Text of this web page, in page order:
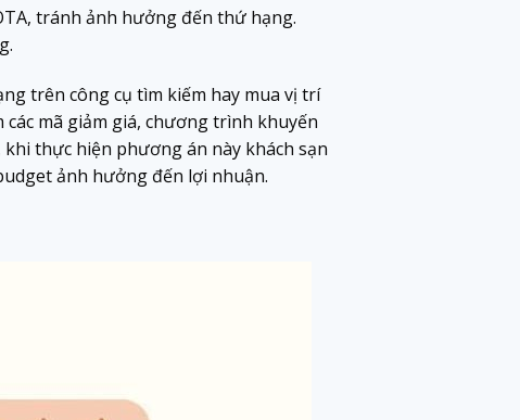
tránh ảnh hưởng đến thứ hạng.
trên công cụ tìm kiếm hay mua vị trí
mã giảm giá, chương trình khuyến
thực hiện phương án này khách sạn
ảnh hưởng đến lợi nhuận.